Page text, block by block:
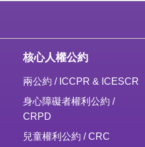
核心人權公約
兩公約 / ICCPR & ICESCR
身心障礙者權利公約 /
CRPD
兒童權利公約 / CRC